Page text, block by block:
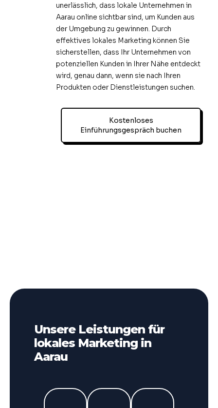
unerlässlich, dass lokale Unternehmen in
Aarau online sichtbar sind, um Kunden aus
der Umgebung zu gewinnen. Durch
effektives lokales Marketing können Sie
sicherstellen, dass Ihr Unternehmen von
potenziellen Kunden in Ihrer Nähe entdeckt
wird, genau dann, wenn sie nach Ihren
Produkten oder Dienstleistungen suchen.
Kostenloses
Einführungsgespräch buchen
Unsere Leistungen für
lokales Marketing in
Aarau